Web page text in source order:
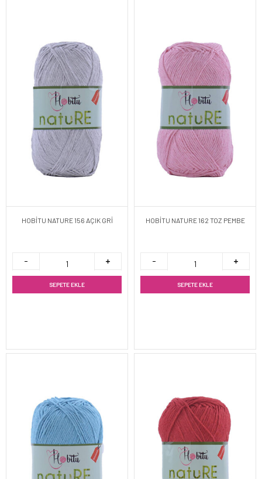
HOBİTU NATURE 156 AÇIK GRİ
SEPETE EKLE
HOBİTU NATURE 162 TOZ PEMBE
SEPETE EKLE